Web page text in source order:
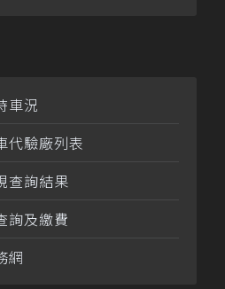
車況
代驗廠列表
查詢結果
詢及繳費
網